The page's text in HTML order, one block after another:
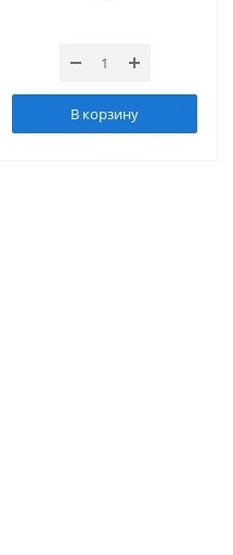
В корзину